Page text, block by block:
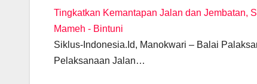
k
Tingkatkan Kemantapan Jalan dan Jembatan,
Mameh - Bintuni
Siklus-Indonesia.Id, Manokwari – Balai
Pelaksanaan Jalan…